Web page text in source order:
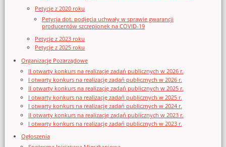
Petycje z 2020 roku
Petycja dot. podjęcia uchwały w sprawie gwarancji
producentów szczepionek na COVID-19
Petycje z 2023 roku
Petycje z 2025 roku
Organizacje Pozarządowe
II otwarty konkurs na realizację zadań publicznych w 2026 r.
I otwarty konkurs na realizację zadań publicznych w 2026 r.
II otwarty konkurs na realizację zadań publicznych w 2025 r.
I otwarty konkurs na realizację zadań publicznych w 2025 r.
I otwarty konkurs na realizację zadań publicznych w 2024 r.
II otwarty konkurs na realizację zadań publicznych w 2023 r.
I otwarty konkurs na realizację zadań publicznych w 2023 r.
Ogłoszenia